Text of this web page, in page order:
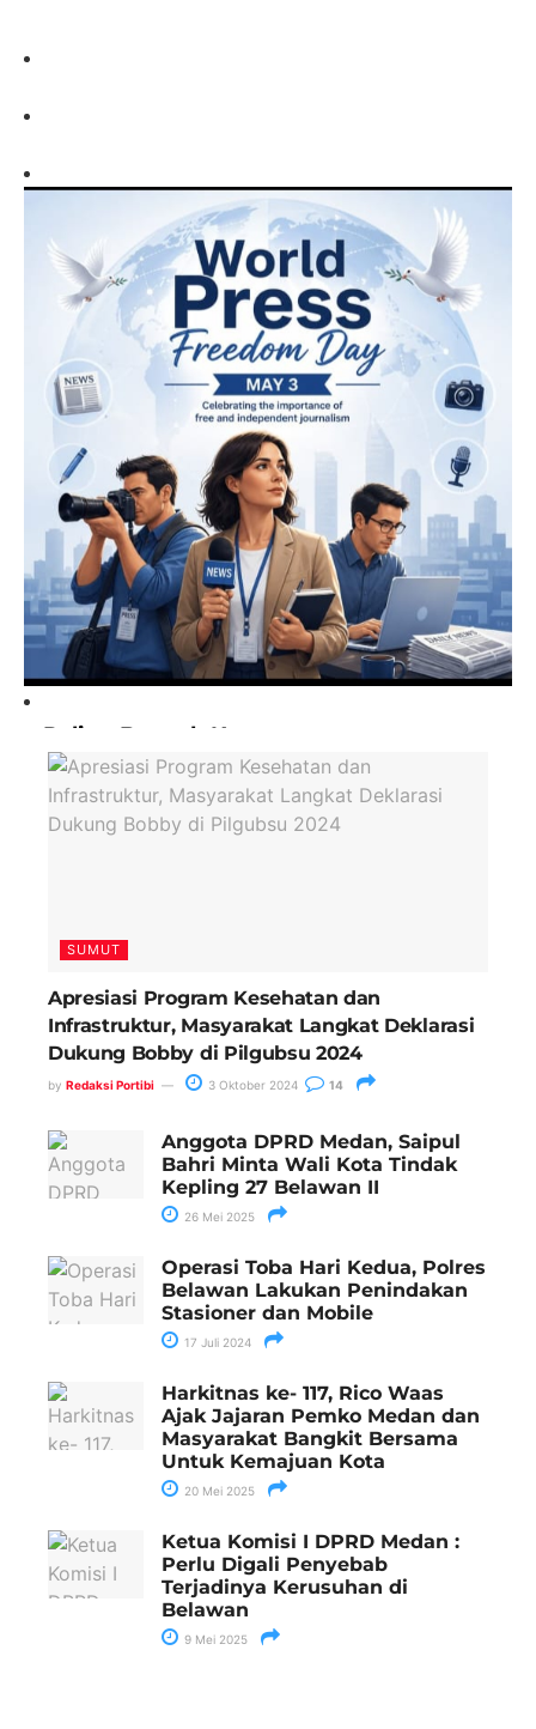
Paling Banyak Komentar
SUMUT
Apresiasi Program Kesehatan dan
Infrastruktur, Masyarakat Langkat Deklarasi
Dukung Bobby di Pilgubsu 2024
by Redaksi Portibi 3 Oktober 2024 14
Anggota DPRD Medan, Saipul
Bahri Minta Wali Kota Tindak
Kepling 27 Belawan II
26 Mei 2025
Operasi Toba Hari Kedua, Polres
Belawan Lakukan Penindakan
Stasioner dan Mobile
17 Juli 2024
Harkitnas ke- 117, Rico Waas
Ajak Jajaran Pemko Medan dan
Masyarakat Bangkit Bersama
Untuk Kemajuan Kota
20 Mei 2025
Ketua Komisi I DPRD Medan :
Perlu Digali Penyebab
Terjadinya Kerusuhan di
Belawan
9 Mei 2025